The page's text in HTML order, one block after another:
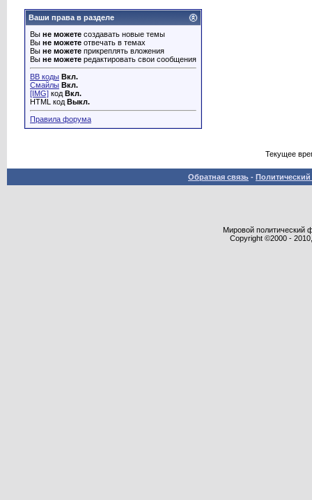
Ваши права в разделе
Вы не можете создавать новые темы
Вы не можете отвечать в темах
Вы не можете прикреплять вложения
Вы не можете редактировать свои сообщения
BB коды Вкл.
Смайлы Вкл.
[IMG] код Вкл.
HTML код Выкл.
Правила форума
Текущее
Обратная связь -
Мировой политический
Copyright ©2000 -